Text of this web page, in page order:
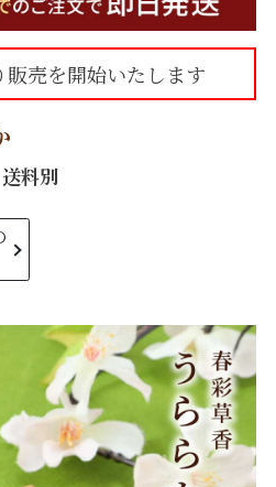
売を開始いたします
送料別